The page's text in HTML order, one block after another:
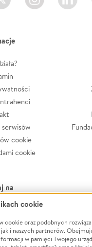
cookie
cookie
na
cookie
cookie oraz podobnych
jak i naszych partnerów.
w pamięci Twojego